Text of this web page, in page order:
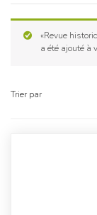
content
«Revue
a été ajouté à
Trier par